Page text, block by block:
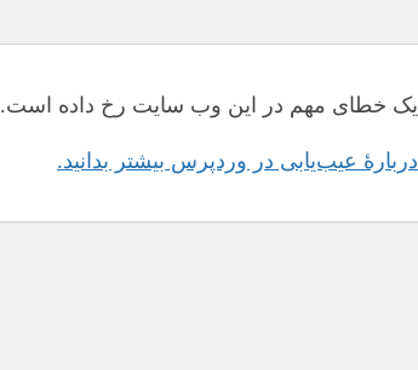
یک خطای مهم در این وب سایت رخ داده است.
دربارهٔ عیب‌یابی در وردپرس بیشتر بدانید.